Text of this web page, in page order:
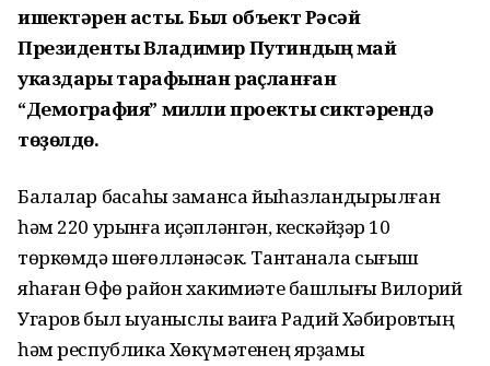
ишектәрен асты. Был объект Рәсәй
Президенты Владимир Путиндың май
указдары тарафынан раҫланған
“Демография” милли проекты сиктәрендә
төҙөлдө.
Балалар баҡсаһы заманса йыһазландырылған
һәм 220 урынға иҫәпләнгән, кескәйҙәр 10
төркөмдә шөғөлләнәсәк. Тантанала сығыш
яһаған Өфө район хакимиәте башлығы Вилорий
Угаров был ҡыуаныслы ваҡиға Радий Хәбировтың
һәм республика Хөкүмәтенең ярҙамы